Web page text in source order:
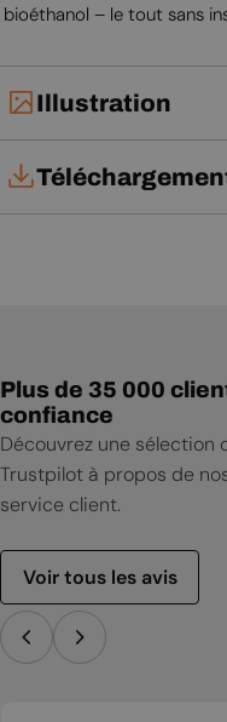
bioéthanol – le tout sans
Illustration
Plus de 35 000
confiance
Découvrez une sélection
Trustpilot à propos de
service client.
Voir tous les avis